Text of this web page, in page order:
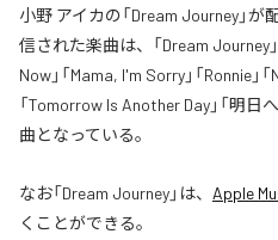
小野 アイカの「Dream Journey」
信された楽曲は、「Dream Journey
Now」「Mama, I'm Sorry」「Ronnie」
「Tomorrow Is Another Day」「明日
曲となっている。
なお「Dream Journey」は、 Apple
くことができる。